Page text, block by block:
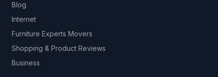
Blog
Internet
Furniture Experts Movers
Shopping & Product Reviews
Business